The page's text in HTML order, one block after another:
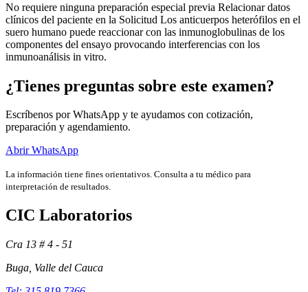
Exámenes
No requiere ninguna preparación especial previa Relacionar datos
clínicos del paciente en la Solicitud Los anticuerpos heterófilos en el
suero humano puede reaccionar con las inmunoglobulinas de los
componentes del ensayo provocando interferencias con los
inmunoanálisis in vitro.
¿Tienes preguntas sobre este examen?
Escríbenos por WhatsApp y te ayudamos con cotización,
preparación y agendamiento.
Abrir WhatsApp
La información tiene fines orientativos. Consulta a tu médico para
interpretación de resultados.
CIC Laboratorios
Cra 13 # 4 - 51
Buga, Valle del Cauca